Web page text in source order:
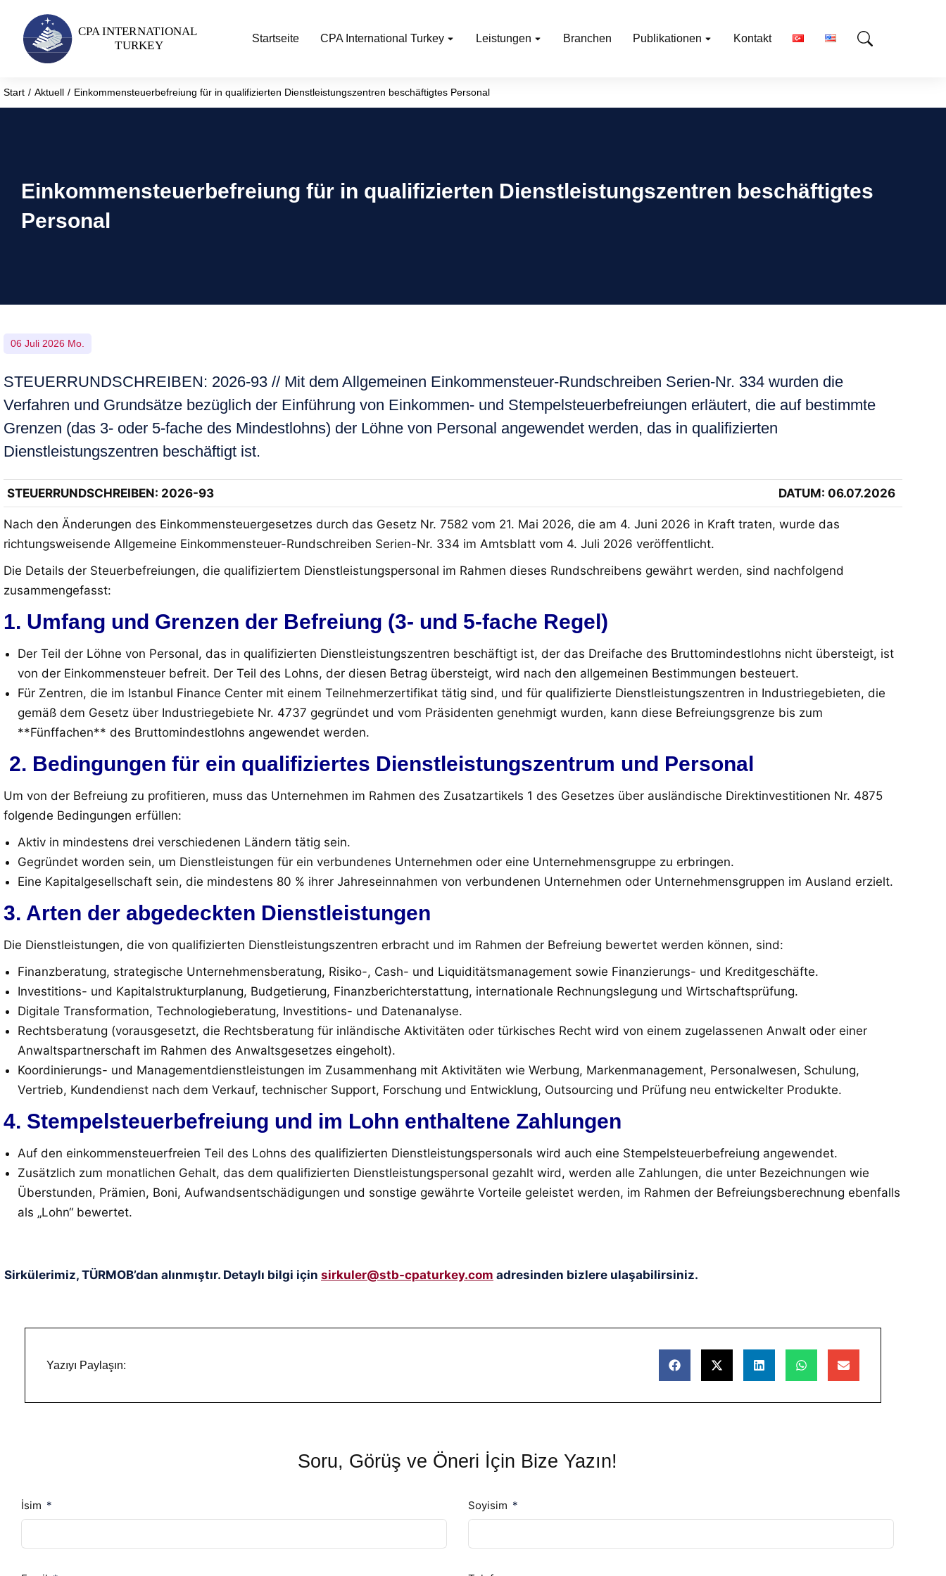
Startseite CPA International Turkey Leistungen Branchen Publikationen Kontakt
Sie befinden sich hier:
Start Aktuell Einkommensteuerbefreiung für in qualifizierten Dienstleistungszentren beschäftigtes Personal
Einkommensteuerbefreiung für in qualifizierten Dienstleistungszentren beschäftigtes
Personal
06 Juli 2026 Mo.
STEUERRUNDSCHREIBEN: 2026-93 // Mit dem Allgemeinen Einkommensteuer-Rundschreiben Serien-Nr. 334 wurden die
Verfahren und Grundsätze bezüglich der Einführung von Einkommen- und Stempelsteuerbefreiungen erläutert, die auf bestimmte
Grenzen (das 3- oder 5-fache des Mindestlohns) der Löhne von Personal angewendet werden, das in qualifizierten
Dienstleistungszentren beschäftigt ist.
STEUERRUNDSCHREIBEN: 2026-93 DATUM: 06.07.2026
Nach den Änderungen des Einkommensteuergesetzes durch das Gesetz Nr. 7582 vom 21. Mai 2026, die am 4. Juni 2026 in Kraft traten, wurde das
richtungsweisende Allgemeine Einkommensteuer-Rundschreiben Serien-Nr. 334 im Amtsblatt vom 4. Juli 2026 veröffentlicht.
Die Details der Steuerbefreiungen, die qualifiziertem Dienstleistungspersonal im Rahmen dieses Rundschreibens gewährt werden, sind nachfolgend
zusammengefasst:
1. Umfang und Grenzen der Befreiung (3- und 5-fache Regel)
Der Teil der Löhne von Personal, das in qualifizierten Dienstleistungszentren beschäftigt ist, der das Dreifache des Bruttomindestlohns nicht übersteigt, ist
von der Einkommensteuer befreit. Der Teil des Lohns, der diesen Betrag übersteigt, wird nach den allgemeinen Bestimmungen besteuert.
Für Zentren, die im Istanbul Finance Center mit einem Teilnehmerzertifikat tätig sind, und für qualifizierte Dienstleistungszentren in Industriegebieten, die
gemäß dem Gesetz über Industriegebiete Nr. 4737 gegründet und vom Präsidenten genehmigt wurden, kann diese Befreiungsgrenze bis zum
**Fünffachen** des Bruttomindestlohns angewendet werden.
2. Bedingungen für ein qualifiziertes Dienstleistungszentrum und Personal
Um von der Befreiung zu profitieren, muss das Unternehmen im Rahmen des Zusatzartikels 1 des Gesetzes über ausländische Direktinvestitionen Nr. 4875
folgende Bedingungen erfüllen:
Aktiv in mindestens drei verschiedenen Ländern tätig sein.
Gegründet worden sein, um Dienstleistungen für ein verbundenes Unternehmen oder eine Unternehmensgruppe zu erbringen.
Eine Kapitalgesellschaft sein, die mindestens 80 % ihrer Jahreseinnahmen von verbundenen Unternehmen oder Unternehmensgruppen im Ausland erzielt.
3. Arten der abgedeckten Dienstleistungen
Die Dienstleistungen, die von qualifizierten Dienstleistungszentren erbracht und im Rahmen der Befreiung bewertet werden können, sind:
Finanzberatung, strategische Unternehmensberatung, Risiko-, Cash- und Liquiditätsmanagement sowie Finanzierungs- und Kreditgeschäfte.
Investitions- und Kapitalstrukturplanung, Budgetierung, Finanzberichterstattung, internationale Rechnungslegung und Wirtschaftsprüfung.
Digitale Transformation, Technologieberatung, Investitions- und Datenanalyse.
Rechtsberatung (vorausgesetzt, die Rechtsberatung für inländische Aktivitäten oder türkisches Recht wird von einem zugelassenen Anwalt oder einer
Anwaltspartnerschaft im Rahmen des Anwaltsgesetzes eingeholt).
Koordinierungs- und Managementdienstleistungen im Zusammenhang mit Aktivitäten wie Werbung, Markenmanagement, Personalwesen, Schulung,
Vertrieb, Kundendienst nach dem Verkauf, technischer Support, Forschung und Entwicklung, Outsourcing und Prüfung neu entwickelter Produkte.
4. Stempelsteuerbefreiung und im Lohn enthaltene Zahlungen
Auf den einkommensteuerfreien Teil des Lohns des qualifizierten Dienstleistungspersonals wird auch eine Stempelsteuerbefreiung angewendet.
Zusätzlich zum monatlichen Gehalt, das dem qualifizierten Dienstleistungspersonal gezahlt wird, werden alle Zahlungen, die unter Bezeichnungen wie
Überstunden, Prämien, Boni, Aufwandsentschädigungen und sonstige gewährte Vorteile geleistet werden, im Rahmen der Befreiungsberechnung ebenfalls
als „Lohn“ bewertet.
Sirkülerimiz, TÜRMOB’dan alınmıştır. Detaylı bilgi için sirkuler@stb-cpaturkey.com adresinden bizlere ulaşabilirsiniz.
Yazıyı Paylaşın:
Soru, Görüş ve Öneri İçin Bize Yazın!
İsim Soyisim